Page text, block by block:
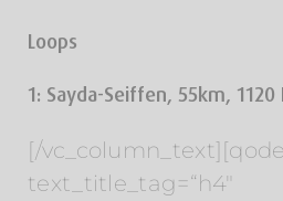
Loops
1: Sayda-Seiffen, 55km,
[/
text_title_tag=“h4″